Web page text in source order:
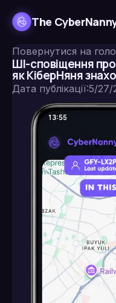
The
Повернутися на
ШІ-сповіщення
як КіберНяня
Дата публікації:5/27/